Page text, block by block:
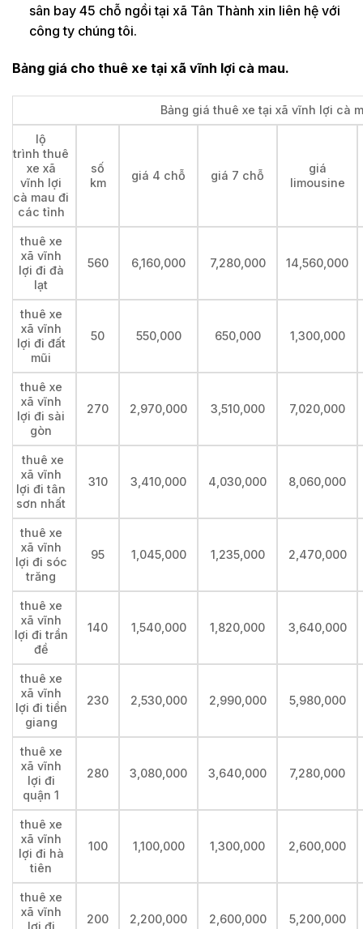
sân bay 45 chỗ ngồi tại xã Tân Thành xin liên hệ với
công ty chúng tôi.
Bảng giá cho thuê xe tại xã vĩnh lợi cà mau.
Bảng giá thuê xe tại xã vĩnh lợi cà
lộ
trình thuê
xe xã
vĩnh lợi
cà mau đi
các tỉnh
số
km
giá 4 chỗ giá 7 chỗ
giá
limousine
thuê xe
xã vĩnh
lợi đi đà
lạt
560 6,160,000 7,280,000 14,560,000
thuê xe
xã vĩnh
lợi đi đất
mũi
50 550,000 650,000 1,300,000
thuê xe
xã vĩnh
lợi đi sài
gòn
270 2,970,000 3,510,000 7,020,000
thuê xe
xã vĩnh
lợi đi tân
sơn nhất
310 3,410,000 4,030,000 8,060,000
thuê xe
xã vĩnh
lợi đi sóc
trăng
95 1,045,000 1,235,000 2,470,000
thuê xe
xã vĩnh
lợi đi trần
đề
140 1,540,000 1,820,000 3,640,000
thuê xe
xã vĩnh
lợi đi tiền
giang
230 2,530,000 2,990,000 5,980,000
thuê xe
xã vĩnh
lợi đi
quận 1
280 3,080,000 3,640,000 7,280,000
thuê xe
xã vĩnh
lợi đi hà
tiên
100 1,100,000 1,300,000 2,600,000
thuê xe
xã vĩnh
lợi đi
200 2,200,000 2,600,000 5,200,000